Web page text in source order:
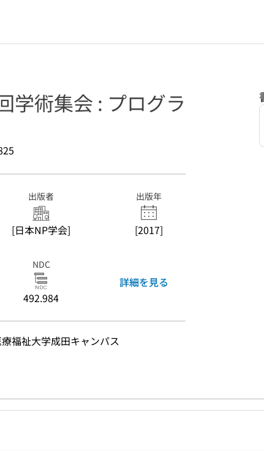
学術集会 : プログラ
出版者
[日本NP学会]
出版年
[2017]
NDC
492.984
詳細を見る
福祉大学成田キャンパス